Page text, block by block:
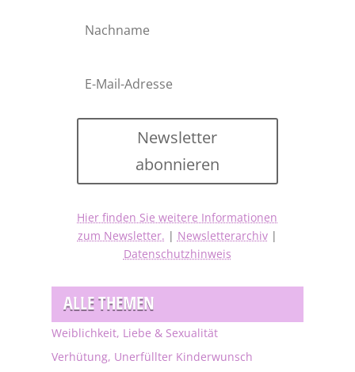
Newsletter
abonnieren
Hier finden Sie weitere Informationen
zum Newsletter. | Newsletterarchiv|
Datenschutzhinweis
ALLE THEMEN
Weiblichkeit, Liebe & Sexualität
Verhütung, Unerfüllter Kinderwunsch